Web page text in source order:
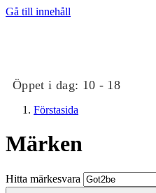
Gå till innehåll
Öppet i dag: 10 - 18
Butiker
Förstasida
Märken
Hitta märkesvara